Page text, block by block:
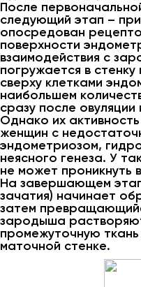
После
следующий этап –
опосредован
поверхности
взаимодействия с
погружается в
сверху клетками
наибольшем
сразу после
Однако их
женщин с
эндометриозом,
неясного генеза. У
не может проникнуть
На завершающем
зачатия) начинает
затем
зародыша
промежуточную
маточной стенке.